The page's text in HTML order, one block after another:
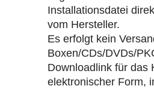
Installationsdatei
vom Hersteller.
Es erfolgt kein
Boxen/CDs/DVDs/
Downloadlink für das
elektronischer Form,